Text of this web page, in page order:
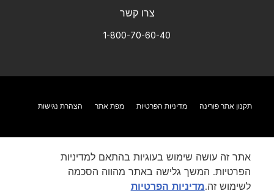
צרו קשר
1-800-70-60-40
תקנון אתר פורינה מדיניות הפרטיות מפת אתר הצהרת נגישות
אתר זה עושה שימוש בעוגיות בהתאם למדיניות
הפרטיות. המשך גלישה באתר מהווה הסכמה
לשימוש זה.מדיניות הפרטיות